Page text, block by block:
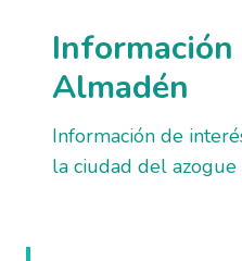
Almadén
Información de
la ciudad del azogue